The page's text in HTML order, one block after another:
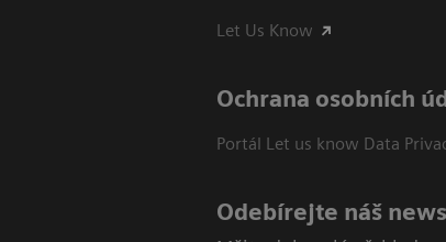
Let Us Know
Ochrana osobních
Portál Let us know Data
Odebírejte náš